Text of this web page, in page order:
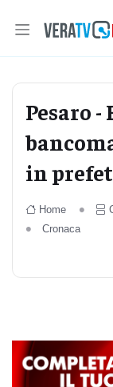
Pesaro
in
Home
Cronaca